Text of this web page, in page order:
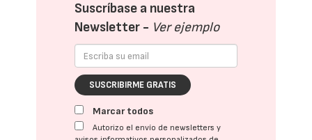
Suscríbase a nuestra
Newsletter - Ver ejemplo
SUSCRIBIRME GRATIS
Marcar todos
Autorizo el envío de newsletters y